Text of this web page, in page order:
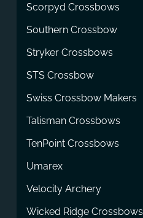
Scorpyd Crossbows
Southern Crossbow
Stryker Crossbows
STS Crossbow
Swiss Crossbow Makers
Talisman Crossbows
TenPoint Crossbows
Umarex
Velocity Archery
Wicked Ridge Crossbows